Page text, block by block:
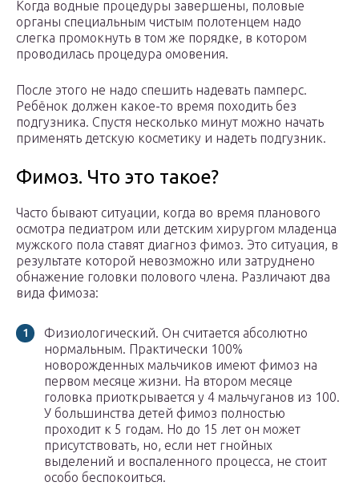
Когда водные процедуры завершены, половые
органы специальным чистым полотенцем надо
слегка промокнуть в том же порядке, в котором
проводилась процедура омовения.
После этого не надо спешить надевать памперс.
Ребёнок должен какое-то время походить без
подгузника. Спустя несколько минут можно начать
применять детскую косметику и надеть подгузник.
Фимоз. Что это такое?
Часто бывают ситуации, когда во время планового
осмотра педиатром или детским хирургом младенца
мужского пола ставят диагноз фимоз. Это ситуация, в
результате которой невозможно или затруднено
обнажение головки полового члена. Различают два
вида фимоза:
Физиологический. Он считается абсолютно
нормальным. Практически 100%
новорожденных мальчиков имеют фимоз на
первом месяце жизни. На втором месяце
головка приоткрывается у 4 мальчуганов из 100.
У большинства детей фимоз полностью
проходит к 5 годам. Но до 15 лет он может
присутствовать, но, если нет гнойных
выделений и воспаленного процесса, не стоит
особо беспокоиться.